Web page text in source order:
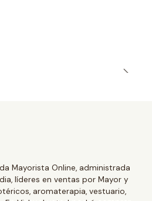
Mayorista Online, administrada
líderes en ventas por Mayor y
aromaterapia, vestuario,